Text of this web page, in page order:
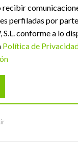
perfiladas por
S.L. conforme a lo
Política de